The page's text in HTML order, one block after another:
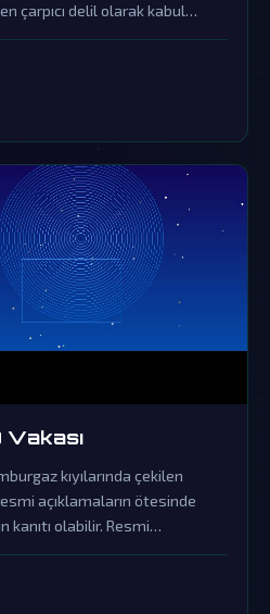
çarpıcı delil olarak kabul
Vakası
kıyılarında çekilen
açıklamaların ötesinde
kanıtı olabilir. Resmi
ibaret olup, gerçek
sorgulatmaktadır.